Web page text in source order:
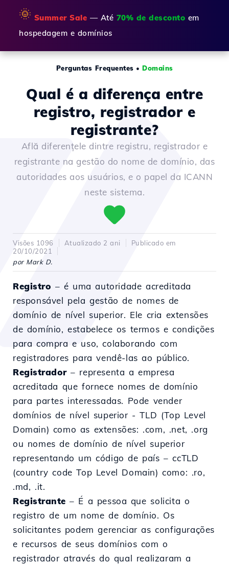
🌞 Summer Sale — Até 70% de desconto em
hospedagem e domínios
Perguntas Frequentes • Domains
Qual é a diferença entre
registro, registrador e
registrante?
Află diferențele dintre registru, registrador e
registrante na gestão do nome de domínio, das
autoridades aos usuários, e o papel da ICANN
neste sistema.
Visões 1096 Atualizado 2 ani
Publicado em
20/10/2021
por Mark D.
Registro – é uma autoridade acreditada
responsável pela gestão de nomes de
domínio de nível superior. Ele cria extensões
de domínio, estabelece os termos e condições
para compra e uso, colaborando com
registradores para vendê-las ao público.
Registrador– representa a empresa
acreditada que fornece nomes de domínio
para partes interessadas. Pode vender
domínios de nível superior - TLD (Top Level
Domain) como as extensões: .com, .net, .org
ou nomes de domínio de nível superior
representando um código de país – ccTLD
(country code Top Level Domain) como: .ro,
.md, .it.
Registrante – É a pessoa que solicita o
registro de um nome de domínio. Os
solicitantes podem gerenciar as configurações
e recursos de seus domínios com o
registrador através do qual realizaram a